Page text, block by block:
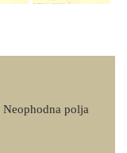
Neophodna polja